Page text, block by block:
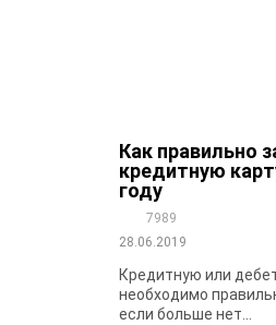
Как правильно
кредитную
году
7989
28.06.2019
Кредитную или
необходимо
если больше нет...